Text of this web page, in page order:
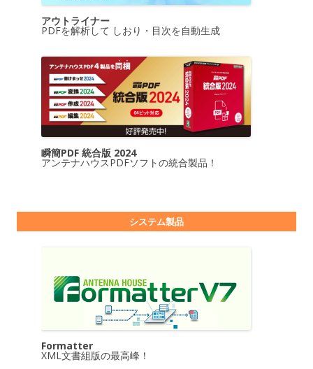
アウトライナー
PDFを解析して しおり・目次を自動生成
瞬簡PDF 統合版 2024
アンテナハウスPDFソフトの統合製品！
システム製品
Formatter
XML文書組版の最高峰！